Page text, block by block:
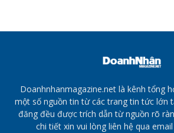
Doanhnhanmagazine.net là kênh tổng
một số nguồn tin từ các trang tin tức lớn
đăng đều được trích dẫn từ nguồn rõ
chi tiết xin vui lòng liên hệ qua